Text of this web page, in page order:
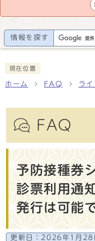
情報を探す
現在位置
ホーム FAQ ラ
FAQ
予防接種券
診票利用通
発行は可能
更新日： 2026年1月28